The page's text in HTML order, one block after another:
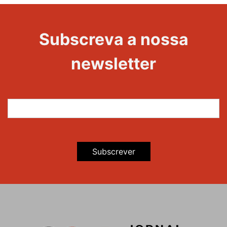
Evento
Subscreva a nossa
newsletter
Subscrever